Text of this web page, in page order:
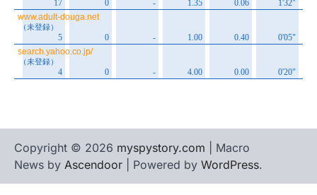
Copyright © 2026 myspystory.com | Macro
News by Ascendoor | Powered by WordPress.